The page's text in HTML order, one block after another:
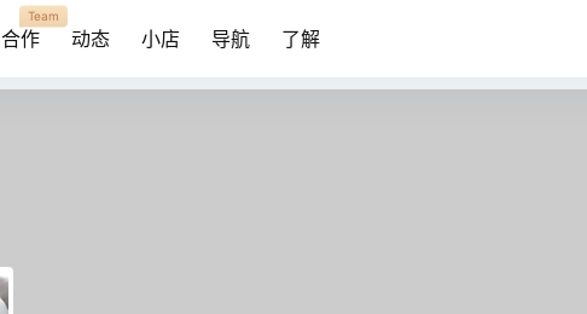
合作
Team
动态 小店 导航 了解